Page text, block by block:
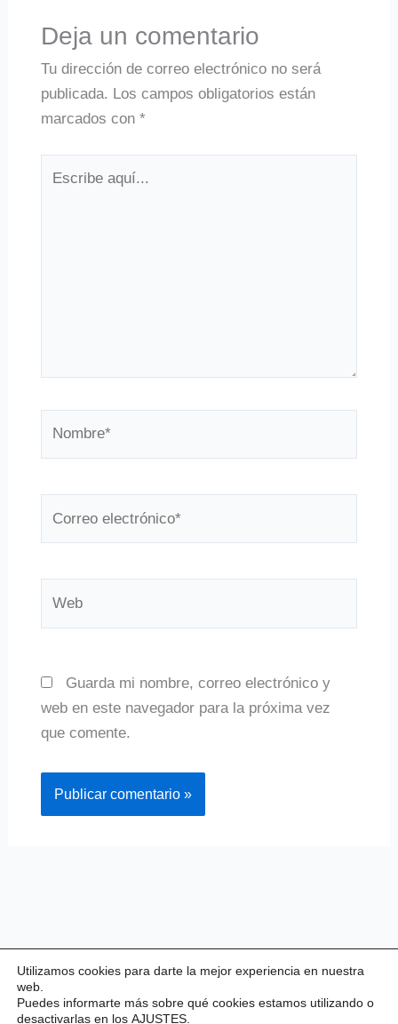
Deja un comentario
Tu dirección de correo electrónico no será
publicada. Los campos obligatorios están
marcados con *
Guarda mi nombre, correo electrónico y
web en este navegador para la próxima vez
que comente.
Utilizamos cookies para darte la mejor experiencia en nuestra
web.
Puedes informarte más sobre qué cookies estamos utilizando o
desactivarlas en los AJUSTES